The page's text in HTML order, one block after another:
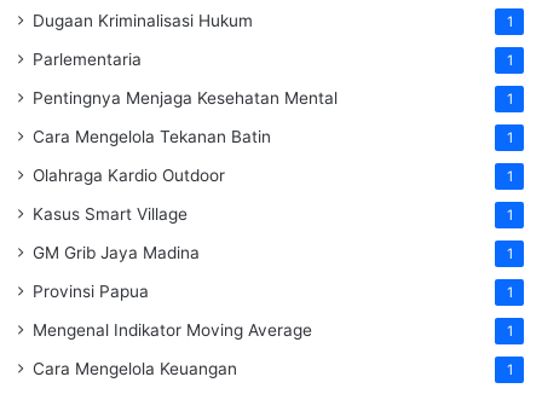
Dugaan Kriminalisasi Hukum 1
Parlementaria 1
Pentingnya Menjaga Kesehatan Mental 1
Cara Mengelola Tekanan Batin 1
Olahraga Kardio Outdoor 1
Kasus Smart Village 1
GM Grib Jaya Madina 1
Provinsi Papua 1
Mengenal Indikator Moving Average 1
Cara Mengelola Keuangan 1